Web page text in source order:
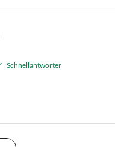
Schnellantworter